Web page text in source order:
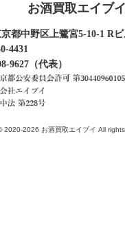
お酒買取エイブイ
京都中野区上鷺宮5-10-1 R
4431
9627（代表）
2020-2026 お酒買取エイブイ All rights